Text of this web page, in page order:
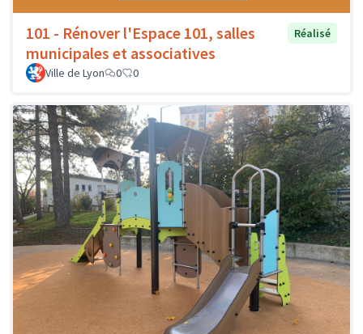
101 - Rénover l'Espace 101, salles
municipales et associatives
Réalisé
Ville de Lyon 0 0